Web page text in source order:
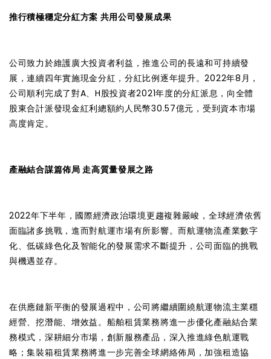
推行積極穩定分紅方案 共用公司發展成果
公司致力於維護廣大投資者利益，推進公司的長遠和可持續發
展，連續四年實施現金分紅，分紅比例逐年提升。2022年8月，
公司順利完成了對A、H股投資者2021年度的分紅派息，向全體
股東合計派發現金紅利總額約人民幣30.57億元，受到資本市場
高度肯定。
產融結合謀篇佈局 走高質量發展之路
2022年下半年，國際經濟政治環境更趨複雜嚴峻，全球經濟依舊
面臨諸多挑戰，進而對航運市場有所影響。而航運物流產業數字
化、低碳綠色化及智能化的發展需求不斷提升，公司面臨的挑戰
與機遇並存。
在供應鏈新平衡的發展過程中，公司將繼續圍繞航運物流主業穩
經營、挖潛能、增效益。船舶租賃業務將進一步優化產融結合業
務模式，深耕細分市場，創新服務產品，深入推進綠色航運戰
略；集裝箱租賃業務將進一步完善全球網絡佈局，加強租造協